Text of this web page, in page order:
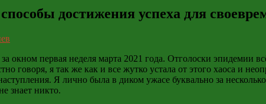
достижения успеха для
окном первая неделя марта 2021 года. Отголоски эпидемии
говоря, я так же как и все жутко устала от этого хаоса и
Я лично была в диком ужасе буквально за
знает никто.